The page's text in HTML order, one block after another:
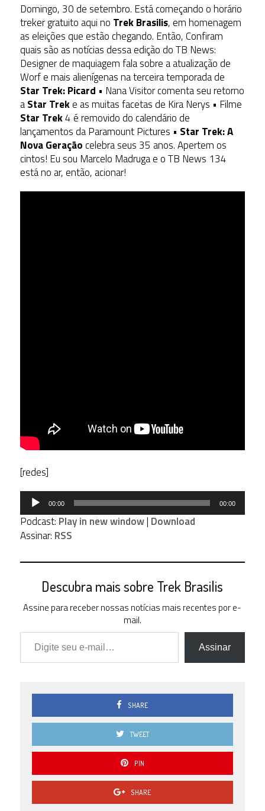
Domingo, 30 de setembro. Está começando o horário
treker gratuito aqui no Trek Brasilis, em homenagem
as eleições que estão chegando. Então, Confiram
quais são as notícias dessa edição do TB News:
Designer de maquiagem fala sobre a atualização de
Worf e mais alienígenas na terceira temporada de
Star Trek: Picard • Nana Visitor comenta seu retorno
aStar Treke as muitas facetas de Kira Nerys • Filme
Star Trek4 é removido do calendário de
lançamentos da Paramount Pictures • Star Trek: A
Nova Geraçãocelebra seus 35 anos. Apertem os
cintos! Eu sou Marcelo Madruga e o TB News 134
está no ar, então, acionar!
[redes]
Tocador
áudio
00:00 00:00
Podcast: Play in new window| Download
Assinar: RSS
Descubra mais sobre Trek Brasilis
Assine para receber nossas notícias mais recentes por e-
mail.
Digite seu e-mail…
Assinar
SHARE
TWEET
PIN
SHARE